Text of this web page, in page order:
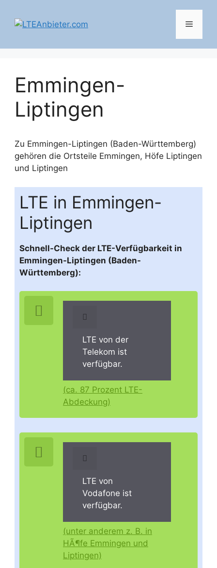
Inhalt
springen
Menü
Emmingen-
Liptingen
Zu Emmingen-Liptingen (Baden-Württemberg)
gehören die Ortsteile Emmingen, Höfe Liptingen
und Liptingen
LTE in Emmingen-
Liptingen
Schnell-Check der LTE-Verfügbarkeit in
Emmingen-Liptingen (Baden-
Württemberg):
LTE von der
Telekom ist
verfügbar.
(ca. 87 Prozent LTE-
Abdeckung)
LTE von
Vodafone ist
verfügbar.
(unter anderem z. B. in
HÃ¶fe Emmingen und
Liptingen)